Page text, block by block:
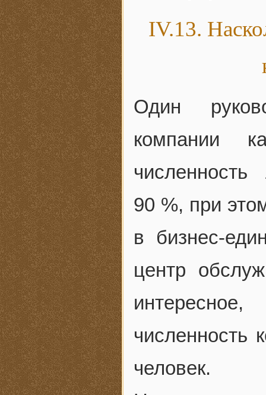
IV.13.
Один
компании
90 %, при
в бизнес-
центр
численность
человек.